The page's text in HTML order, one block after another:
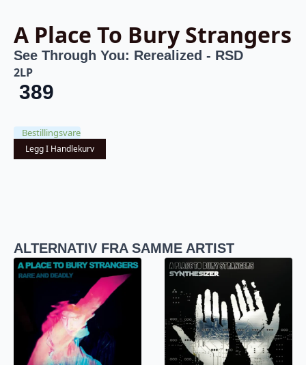
A Place To Bury Strangers
See Through You: Rerealized - RSD
2LP
389
Bestillingsvare
Legg I Handlekurv
ALTERNATIV FRA SAMME ARTIST